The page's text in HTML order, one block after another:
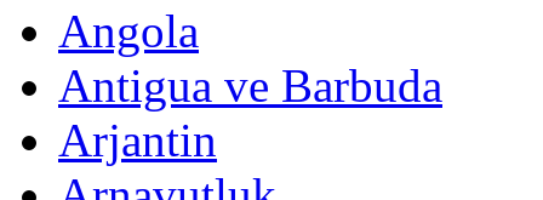
Angola
Antigua ve Barbuda
Arjantin